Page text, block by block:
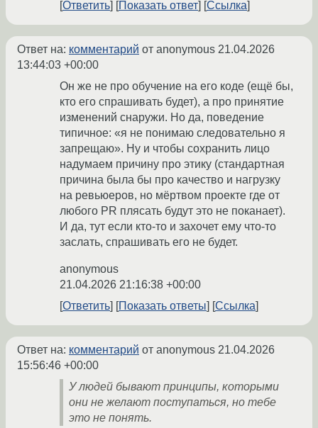
Ответить
Показать ответ Ссылка
Ответ на: комментарий от anonymous 21.04.2026
13:44:03 +00:00
Он же не про обучение на его коде (ещё бы,
кто его спрашивать будет), а про принятие
изменений снаружи. Но да, поведение
типичное: «я не понимаю следовательно я
запрещаю». Ну и чтобы сохранить лицо
надумаем причину про этику (стандартная
причина была бы про качество и нагрузку
на ревьюеров, но мёртвом проекте где от
любого PR плясать будут это не поканает).
И да, тут если кто-то и захочет ему что-то
заслать, спрашивать его не будет.
anonymous
21.04.2026 21:16:38 +00:00
Ответить
Показать ответы Ссылка
Ответ на: комментарий от anonymous 21.04.2026
15:56:46 +00:00
У людей бывают принципы, которыми
они не желают поступаться, но тебе
это не понять.